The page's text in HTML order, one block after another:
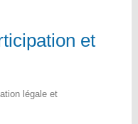
et
légale et